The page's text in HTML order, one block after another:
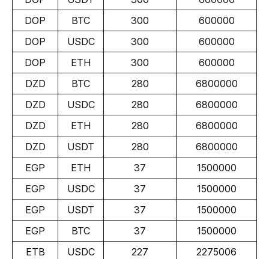
DOP
BTC 300
600000
DOP
USDC 300
600000
DOP
ETH 300
600000
DZD
BTC 280
6800000
DZD
USDC 280
6800000
DZD
ETH 280
6800000
DZD
USDT 280
6800000
EGP
ETH 37
1500000
EGP
USDC 37
1500000
EGP
USDT 37
1500000
EGP
BTC 37
1500000
ETB
USDC 227
2275006